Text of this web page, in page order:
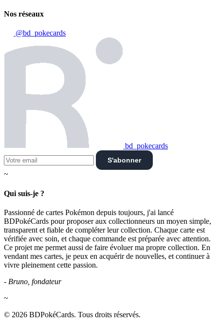
Nos réseaux
@bd_pokecards
bd_pokecards
S'abonner
~
Qui suis-je ?
Passionné de cartes Pokémon depuis toujours, j'ai lancé
BDPokéCards pour proposer aux collectionneurs un moyen simple,
transparent et fiable de compléter leur collection. Chaque carte est
vérifiée avec soin, et chaque commande est préparée avec attention.
Ce projet me permet aussi de faire évoluer ma propre collection. En
vendant mes cartes, je peux en acquérir de nouvelles, et continuer à
vivre pleinement cette passion.
- Bruno, fondateur
~
© 2026 BDPokéCards. Tous droits réservés.